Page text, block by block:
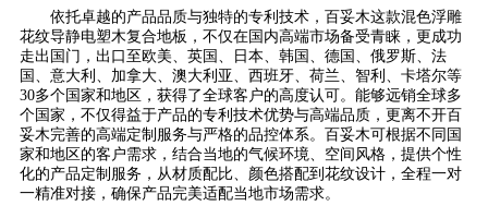
依托卓越的产品品质与独特的专利技术，百妥木这款混色浮雕
花纹导静电塑木复合地板，不仅在国内高端市场备受青睐，更成功
走出国门，出口至欧美、英国、日本、韩国、德国、俄罗斯、法
国、意大利、加拿大、澳大利亚、西班牙、荷兰、智利、卡塔尔等
30多个国家和地区，获得了全球客户的高度认可。能够远销全球多
个国家，不仅得益于产品的专利技术优势与高端品质，更离不开百
妥木完善的高端定制服务与严格的品控体系。百妥木可根据不同国
家和地区的客户需求，结合当地的气候环境、空间风格，提供个性
化的产品定制服务，从材质配比、颜色搭配到花纹设计，全程一对
一精准对接，确保产品完美适配当地市场需求。